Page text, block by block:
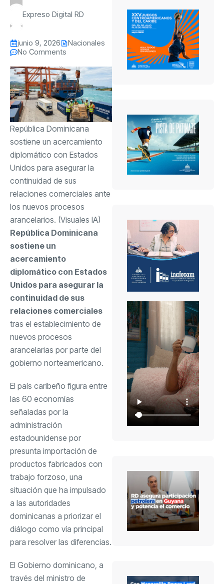
Expreso Digital RD
junio 9, 2026
Nacionales
No Comments
República Dominicana
sostiene un acercamiento
diplomático con Estados
Unidos para asegurar la
continuidad de sus
relaciones comerciales ante
los nuevos procesos
arancelarios. (Visuales IA)
República Dominicana
sostiene un
acercamiento
diplomático con Estados
Unidos para asegurar la
continuidad de sus
relaciones comerciales
tras el establecimiento de
nuevos procesos
arancelarias por parte del
gobierno norteamericano.
El país caribeño figura entre
las 60 economías
señaladas por la
administración
estadounidense por
presunta importación de
productos fabricados con
trabajo forzoso, una
situación que ha impulsado
a las autoridades
dominicanas a priorizar el
diálogo como vía principal
para resolver las diferencias.
El Gobierno dominicano, a
través del ministro de